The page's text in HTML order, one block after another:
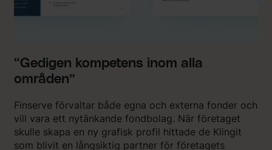
“Gedigen kompetens inom alla
områden”
Finserve förvaltar både egna och externa fonder och
vill vara ett nytänkande fondbolag. När företaget
skulle skapa en ny grafisk profil hittade de Klingit
som blivit en långsiktig partner för företagets